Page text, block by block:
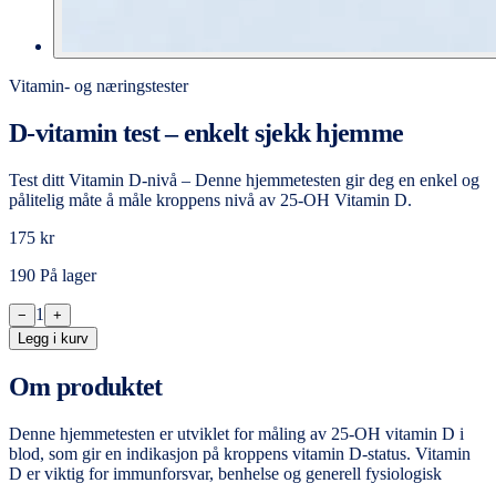
Vitamin- og næringstester
D-vitamin test – enkelt sjekk hjemme
Test ditt Vitamin D-nivå – Denne hjemmetesten gir deg en enkel og
pålitelig måte å måle kroppens nivå av 25-OH Vitamin D.
175 kr
190 På lager
− 1
+
Legg i kurv
Om produktet
Denne hjemmetesten er utviklet for måling av 25-OH vitamin D i
blod, som gir en indikasjon på kroppens vitamin D-status. Vitamin
D er viktig for immunforsvar, benhelse og generell fysiologisk